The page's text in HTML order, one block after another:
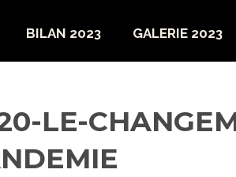
BILAN 2023 GALERIE 2023
LE-